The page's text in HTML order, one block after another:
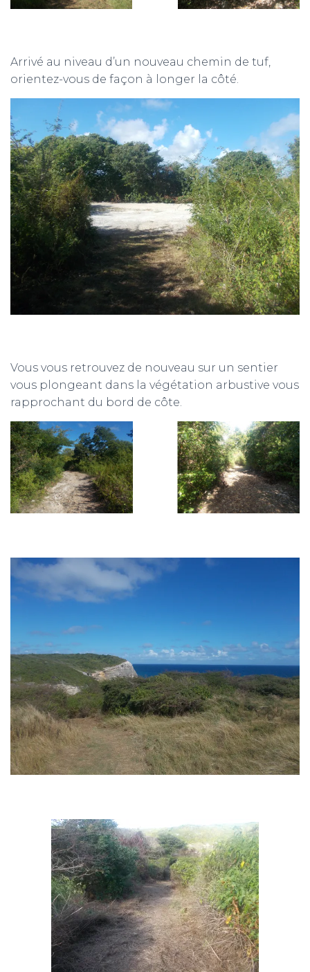
Arrivé au niveau d’un nouveau chemin de tuf,
orientez-vous de façon à longer la côté.
Vous vous retrouvez de nouveau sur un sentier
vous plongeant dans la végétation arbustive vous
rapprochant du bord de côte.